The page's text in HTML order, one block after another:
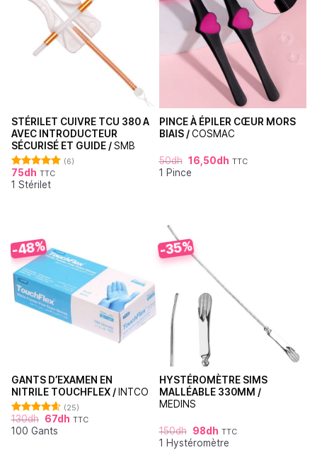
STÉRILET CUIVRE TCU 380 A
AVEC INTRODUCTEUR
SÉCURISÉ ET GUIDE /SMB
Note5.00
sur 5
(6)
75dh TTC
1 Stérilet
PINCE À ÉPILER CŒUR MORS
BIAIS /COSMAC
50dh 16,50dh TTC
1 Pince
-48%
GANTS D’EXAMEN EN
NITRILE TOUCHFLEX / INTCO
Note4.60
sur 5
(25)
130dh 67dh TTC
100 Gants
-35%
HYSTÉROMÈTRE SIMS
MALLÉABLE 330MM /
MEDINS
150dh 98dh TTC
1 Hystéromètre